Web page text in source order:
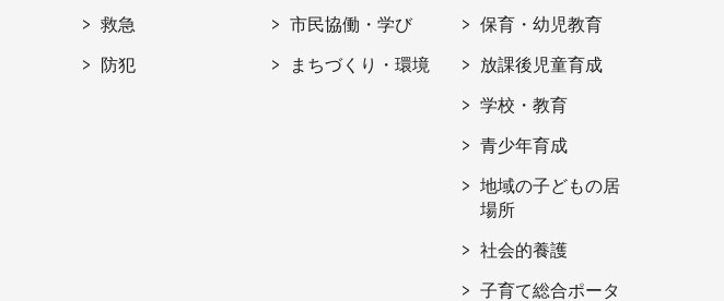
救急
防犯
市民協働・学び
まちづくり・環境
保育・幼児教育
放課後児童育成
学校・教育
青少年育成
地域の子どもの居
場所
社会的養護
子育て総合ポータ